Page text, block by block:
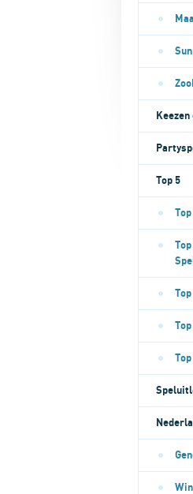
Keezen
Top 5